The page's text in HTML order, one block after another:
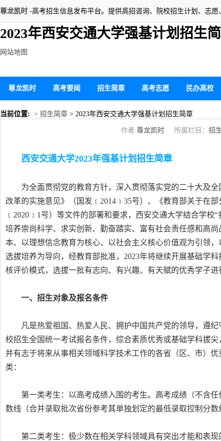
尊龙凯时 -高考招生信息发布平台。提供高招咨询、院校招生计划、志
2023年西安交通大学强基计划招生
尊龙凯时 高考要闻 招生简章 高考志愿 民办高校
当前位置: > 招生简章 > 2023年西安交通大学强基计划招生简章
作者:尊龙凯时 所属栏目： 招
西安交通大学2023年强基计划招生简章
为全面贯彻党的教育方针，深入贯彻落实党的二十大及
改革的实施意见》（国发﹝2014﹞35号）、《教育部关于在
﹝2020﹞1号）等文件的部署和要求，西安交通大学结合学
培养崇尚科学、求实创新、勤奋踏实、富有社会责任感和高
本、以理想信念教育为核心、以社会主义核心价值观为引领
选拔培养为导向，经教育部批准，2023年将继续开展基础学
核评价模式，选拔一批有志向、有兴趣、有天赋的优秀学子
一、招生对象及报名条件
凡是热爱祖国、热爱人民、拥护中国共产党的领导，遵
校招生全国统一考试报名条件，综合素质优秀或基础学科拔
并有志于将来从事相关领域科学技术工作的各省（区、市）
类：
第一类考生：以高考成绩入围的考生。高考成绩（不含
数线（合并录取批次省份参考其单独划定的最低录取控制分数
第二类考生：极少数在相关学科领域具有突出才能和表
网站地图